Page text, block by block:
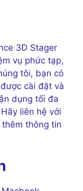
3D Stager
vụ phức tạp,
tôi, bạn có
cài đặt và
dụng tối đa
liên hệ với
thông tin